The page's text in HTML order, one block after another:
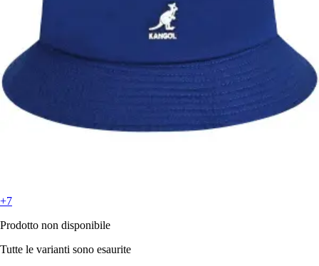
+7
Prodotto non disponibile
Tutte le varianti sono esaurite